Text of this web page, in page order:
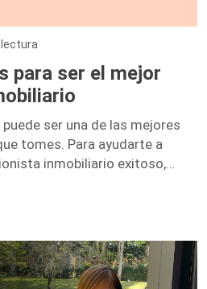
lectura
para ser el mejor
ser una de las mejores
tomes. Para ayudarte a
inmobiliario exitoso,
y el conocimiento
1. El Inversionista
– Gary Keller Gary Keller,
Realty, recopila los